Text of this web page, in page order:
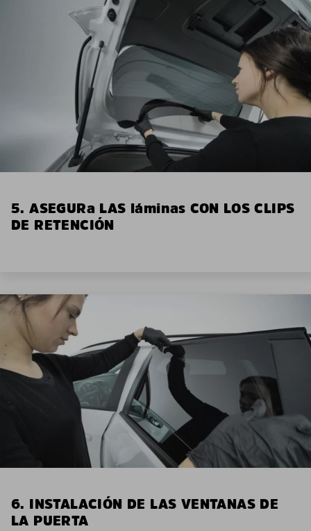
5. ASEGURa LAS láminas CON LOS CLIPS
DE RETENCIÓN
6. INSTALACIÓN DE LAS VENTANAS DE
LA PUERTA